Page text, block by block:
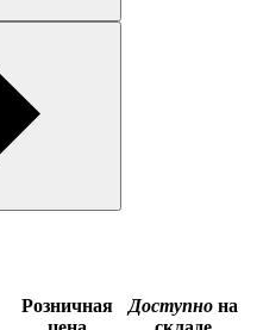
Розничная
Доступно на